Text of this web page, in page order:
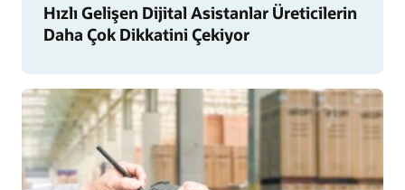
Hızlı Gelişen Dijital Asistanlar Üreticilerin
Daha Çok Dikkatini Çekiyor